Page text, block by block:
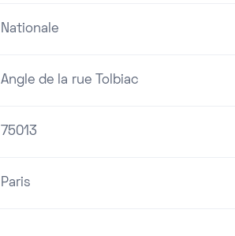
Nationale
Angle de la rue Tolbiac
75013
Paris